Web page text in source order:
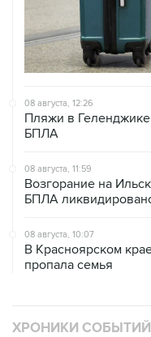
08 августа, 12:26
Пляжи в Геленджике
БПЛА
08 августа, 11:59
Возгорание на
БПЛА
08 августа, 10:07
В Красноярском
пропала семья
ХРОНИКИ СОБЫТИЙ